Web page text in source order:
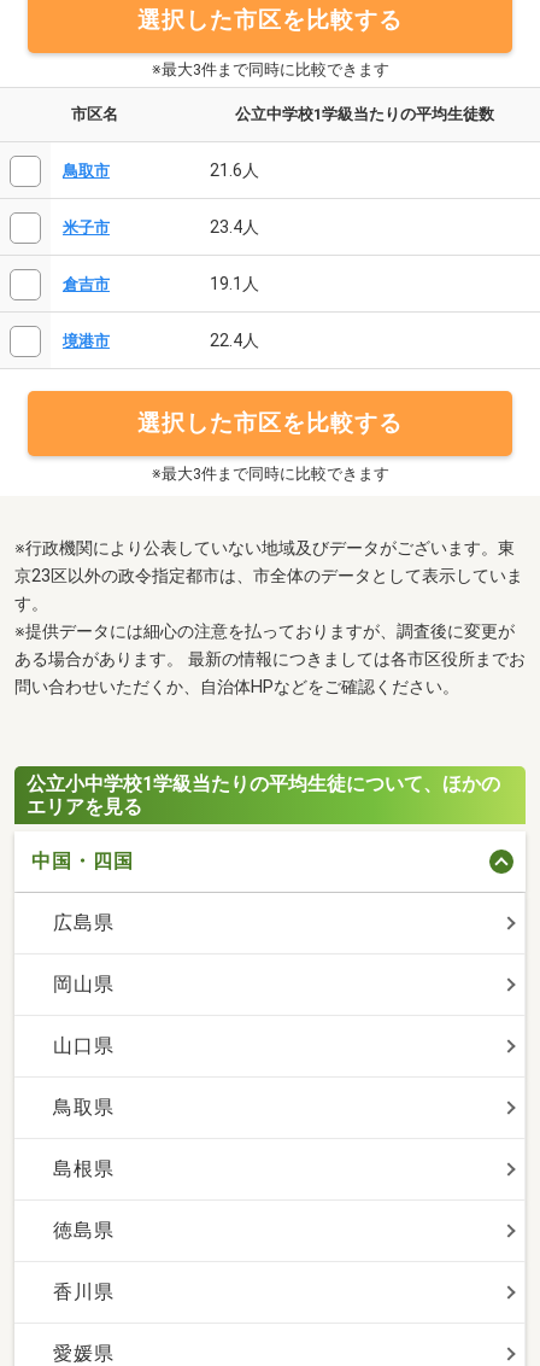
選択した市区を比較する
※最大3件まで同時に比較できます
市区名 公立中学校1学級当たりの平均生徒数
鳥取市 21.6人
米子市 23.4人
倉吉市 19.1人
境港市 22.4人
選択した市区を比較する
※最大3件まで同時に比較できます
※行政機関により公表していない地域及びデータがございます。東
京23区以外の政令指定都市は、市全体のデータとして表示していま
す。
※提供データには細心の注意を払っておりますが、調査後に変更が
ある場合があります。 最新の情報につきましては各市区役所までお
問い合わせいただくか、自治体HPなどをご確認ください。
公立小中学校1学級当たりの平均生徒について、ほかの
エリアを見る
中国・四国
広島県
岡山県
山口県
鳥取県
島根県
徳島県
香川県
愛媛県